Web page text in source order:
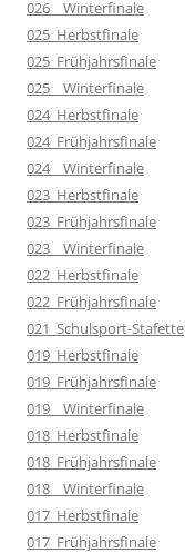
026__Winterfinale
025_Herbstfinale
025_Frühjahrsfinale
025__Winterfinale
024_Herbstfinale
024_Frühjahrsfinale
024__Winterfinale
023_Herbstfinale
023_Frühjahrsfinale
023__Winterfinale
022_Herbstfinale
022_Frühjahrsfinale
021_Schulsport-Stafette
019_Herbstfinale
019_Frühjahrsfinale
019__Winterfinale
018_Herbstfinale
018_Frühjahrsfinale
018__Winterfinale
017_Herbstfinale
017_Frühjahrsfinale